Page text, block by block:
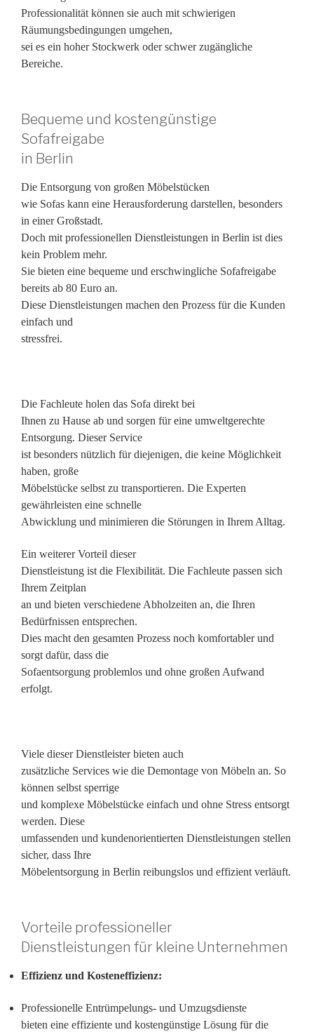
Professionalität können sie auch mit schwierigen
Räumungsbedingungen umgehen,
sei es ein hoher Stockwerk oder schwer zugängliche
Bereiche.
Bequeme und kostengünstige
Sofafreigabe
in Berlin
Die Entsorgung von großen Möbelstücken
wie Sofas kann eine Herausforderung darstellen, besonders
in einer Großstadt.
Doch mit professionellen Dienstleistungen in Berlin ist dies
kein Problem mehr.
Sie bieten eine bequeme und erschwingliche Sofafreigabe
bereits ab 80 Euro an.
Diese Dienstleistungen machen den Prozess für die Kunden
einfach und
stressfrei.
Die Fachleute holen das Sofa direkt bei
Ihnen zu Hause ab und sorgen für eine umweltgerechte
Entsorgung. Dieser Service
ist besonders nützlich für diejenigen, die keine Möglichkeit
haben, große
Möbelstücke selbst zu transportieren. Die Experten
gewährleisten eine schnelle
Abwicklung und minimieren die Störungen in Ihrem Alltag.
Ein weiterer Vorteil dieser
Dienstleistung ist die Flexibilität. Die Fachleute passen sich
Ihrem Zeitplan
an und bieten verschiedene Abholzeiten an, die Ihren
Bedürfnissen entsprechen.
Dies macht den gesamten Prozess noch komfortabler und
sorgt dafür, dass die
Sofaentsorgung problemlos und ohne großen Aufwand
erfolgt.
Viele dieser Dienstleister bieten auch
zusätzliche Services wie die Demontage von Möbeln an. So
können selbst sperrige
und komplexe Möbelstücke einfach und ohne Stress entsorgt
werden. Diese
umfassenden und kundenorientierten Dienstleistungen stellen
sicher, dass Ihre
Möbelentsorgung in Berlin reibungslos und effizient verläuft.
Vorteile professioneller
Dienstleistungen für kleine Unternehmen
Effizienz und Kosteneffizienz:
Professionelle Entrümpelungs- und Umzugsdienste
bieten eine effiziente und kostengünstige Lösung für die